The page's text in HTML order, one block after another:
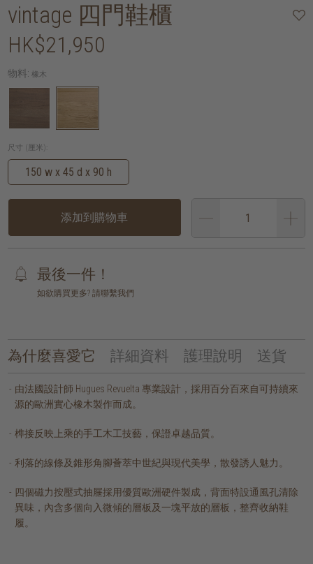
vintage 四門鞋櫃
HK$21,950
物料: 橡木
尺寸 (厘米):
150 w x 45 d x 90 h
添加到購物車
最後一件！
如欲購買更多? 請聯繫我們
為什麼喜愛它 詳細資料 護理說明 送貨
由法國設計師 Hugues Revuelta 專業設計，採用百分百來自可持續來
源的歐洲實心橡木製作而成。
榫接反映上乘的手工木工技藝，保證卓越品質。
利落的線條及錐形角腳薈萃中世紀與現代美學，散發誘人魅力。
四個磁力按壓式抽屜採用優質歐洲硬件製成，背面特設通風孔清除
異味，內含多個向入微傾的層板及一塊平放的層板，整齊收納鞋
履。